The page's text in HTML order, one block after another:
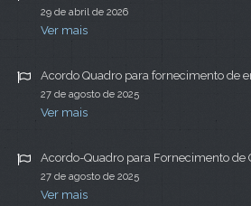
29 de abril de 2026
Ver mais
Acordo Quadro para fornecimento de
27 de agosto de 2025
Ver mais
Acordo-Quadro para Fornecimento de
27 de agosto de 2025
Ver mais